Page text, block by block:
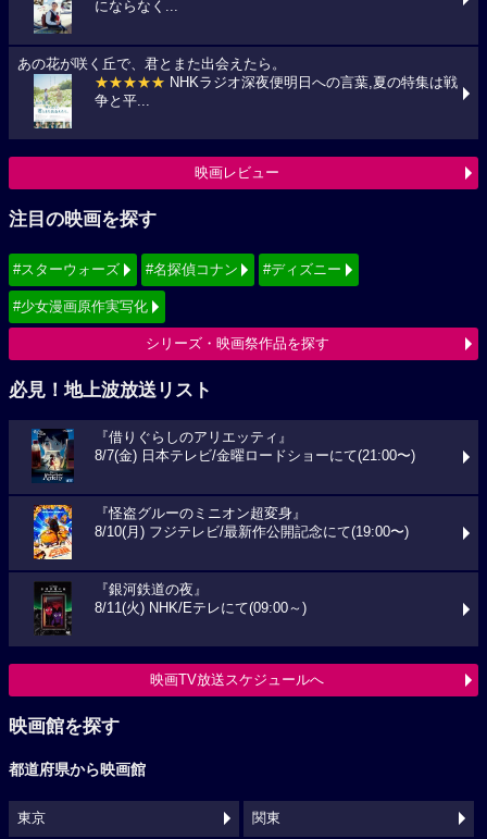
にならなく...
あの花が咲く丘で、君とまた出会えたら。
★★★★★ NHKラジオ深夜便明日への言葉,夏の特集は戦
争と平...
映画レビュー
注目の映画を探す
#スターウォーズ #名探偵コナン #ディズニー
#少女漫画原作実写化
シリーズ・映画祭作品を探す
必見！地上波放送リスト
『借りぐらしのアリエッティ』
8/7(金) 日本テレビ/金曜ロードショーにて(21:00〜)
『怪盗グルーのミニオン超変身』
8/10(月) フジテレビ/最新作公開記念にて(19:00〜)
『銀河鉄道の夜』
8/11(火) NHK/Eテレにて(09:00～)
映画TV放送スケジュールへ
映画館を探す
都道府県から映画館
東京 関東